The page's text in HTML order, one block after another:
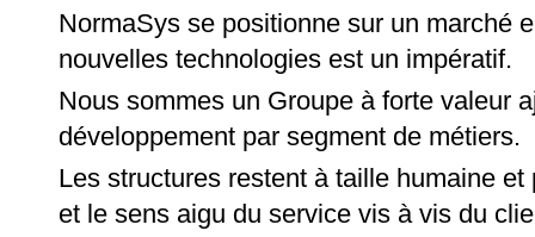
NormaSys se positionne sur un marché
nouvelles technologies est un impératif.
Nous sommes un Groupe à forte valeur
développement par segment de métiers.
Les structures restent à taille humaine
et le sens aigu du service vis à vis du